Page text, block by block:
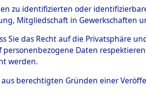
Transport
Häftlinge
→0002
zu identifizierten oder
Mitgliedschaft in Gewerkschaften
Sie das Recht auf die Privatsphäre
Daten
werden.
berechtigten Gründen einer